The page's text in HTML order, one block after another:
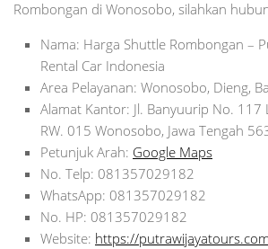
Rombongan di Wonosobo, silahkan
Nama: Harga Shuttle Rombongan –
Rental Car Indonesia
Area Pelayanan: Wonosobo, Dieng,
Alamat Kantor: Jl. Banyuurip No. 117
RW. 015 Wonosobo, Jawa Tengah
Petunjuk Arah: Google Maps
No. Telp: 081357029182
WhatsApp: 081357029182
No. HP: 081357029182
Website: https://putrawijayatours.com